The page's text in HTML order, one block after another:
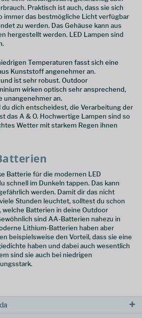
Praktisch ist auch, dass sie sich
immer das bestmögliche Licht verfügbar
zu werden. Das Gehäuse kann aus
hergestellt werden. LED Lampen sind
Temperaturen fasst sich eine
Kunststoff angenehmer an.
ist sehr robust. Outdoor
wirken optisch sehr ansprechend,
unangenehmer an.
du dich entscheidest, die Verarbeitung der
das A & O. Hochwertige Lampen sind so
Wetter mit starkem Regen ihnen
Batterie für die modernen LED
schnell im Dunkeln tappen. Das kann
werden. Damit dir das nicht
Stunden leuchtet, solltest du schon
welche Batterien in deine Outdoor
sind AA-Batterien nahezu in
Lithium-Batterien haben aber
beispielsweise den Vorteil, dass sie eine
haben und dabei auch wesentlich
sind sie auch bei niedrigen